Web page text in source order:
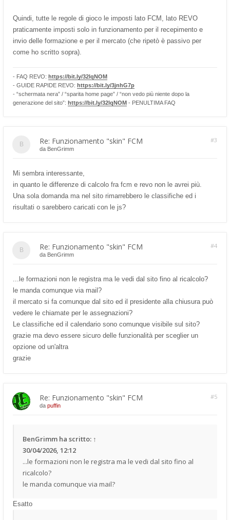
Quindi, tutte le regole di gioco le imposti lato FCM, lato REVO
praticamente imposti solo in funzionamento per il recepimento e
invio delle formazione e per il mercato (che ripetò è passivo per
come ho scritto sopra).
- FAQ REVO: https://bit.ly/32lqNOM
- GUIDE RAPIDE REVO: https://bit.ly/3jnhG7p
- “schermata nera” / “sparita home page” / “non vedo più niente dopo la
generazione del sito”: https://bit.ly/32lqNOM - PENULTIMA FAQ
Re: Funzionamento "skin" FCM #3
da BenGrimm
Mi sembra interessante,
in quanto le differenze di calcolo fra fcm e revo non le avrei più.
Una sola domanda ma nel sito rimarrebbero le classifiche ed i
risultati o sarebbero caricati con le js?
Re: Funzionamento "skin" FCM #4
da BenGrimm
...le formazioni non le registra ma le vedi dal sito fino al ricalcolo?
le manda comunque via mail?
il mercato si fa comunque dal sito ed il presidente alla chiusura può
vedere le chiamate per le assegnazioni?
Le classifiche ed il calendario sono comunque visibile sul sito?
grazie ma devo essere sicuro delle funzionalità per sceglier un
opzione od un'altra
grazie
Re: Funzionamento "skin" FCM #5
da puffin
BenGrimm ha scritto: ↑
30/04/2026, 12:12
...le formazioni non le registra ma le vedi dal sito fino al
ricalcolo?
le manda comunque via mail?
Esatto